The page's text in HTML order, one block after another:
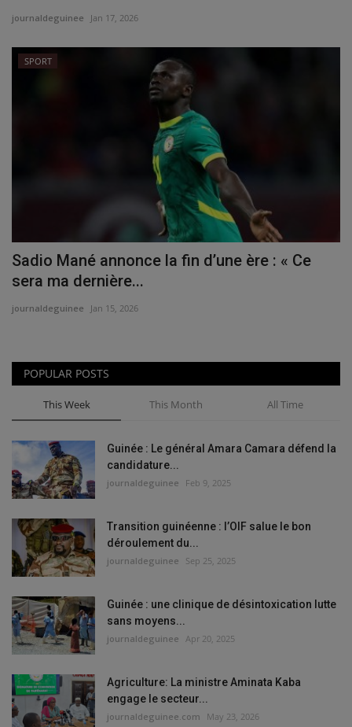
journaldeguinee Jan 17, 2026
SPORT
Sadio Mané annonce la fin d’une ère : « Ce
sera ma dernière...
journaldeguinee Jan 15, 2026
POPULAR POSTS
This Week This Month All Time
Guinée : Le général Amara Camara défend la
candidature...
journaldeguinee Feb 9, 2025
Transition guinéenne : l’OIF salue le bon
déroulement du...
journaldeguinee Sep 25, 2025
Guinée : une clinique de désintoxication lutte
sans moyens...
journaldeguinee Apr 20, 2025
Agriculture: La ministre Aminata Kaba
engage le secteur...
journaldeguinee.com May 23, 2026